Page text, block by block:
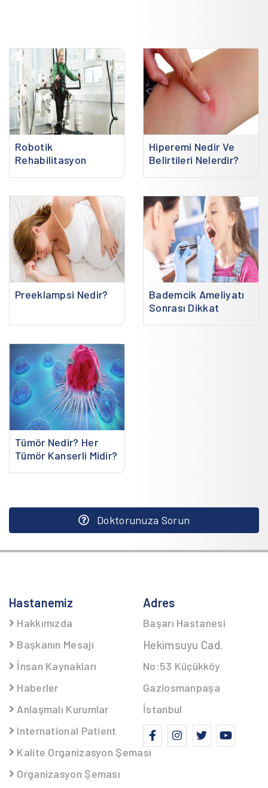
Robotik
Rehabilitasyon
Hiperemi Nedir Ve
Belirtileri Nelerdir?
Preeklampsi Nedir?
Bademcik Ameliyatı
Sonrası Dikkat
Tümör Nedir? Her
Tümör Kanserli Midir?
Doktorunuza Sorun
Hastanemiz
Hakkımızda
Başkanın Mesajı
İnsan Kaynakları
Haberler
Anlaşmalı Kurumlar
International Patient
Kalite Organizasyon Şeması
Organizasyon Şeması
Adres
Başarı Hastanesi
Hekimsuyu Cad.
No:53 Küçükköy
Gaziosmanpaşa
İstanbul